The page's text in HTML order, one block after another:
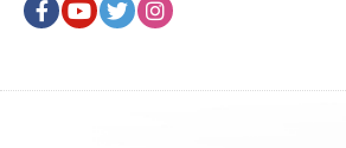
FacebookYoutubeTwitter